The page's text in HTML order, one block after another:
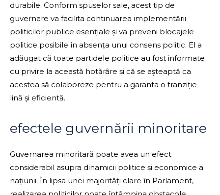
durabile. Conform spuselor sale, acest tip de
guvernare va facilita continuarea implementării
politicilor publice esențiale și va preveni blocajele
politice posibile în absența unui consens politic. El a
adăugat că toate partidele politice au fost informate
cu privire la această hotărâre și că se așteaptă ca
acestea să colaboreze pentru a garanta o tranziție
lină și eficientă.
efectele guvernării minoritare
Guvernarea minoritară poate avea un efect
considerabil asupra dinamicii politice și economice a
națiunii. În lipsa unei majorități clare în Parlament,